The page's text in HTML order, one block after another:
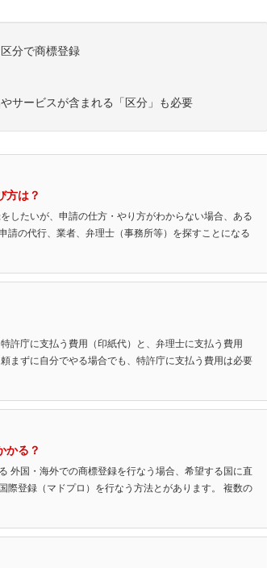
分で商標登録
サービスが含まれる「区分」も必要
方は？
したいが、申請の仕方・やり方がわからない場合、ある
請の代行、業者、弁理士（事務所等）を探すことになる
許庁に支払う費用（印紙代）と、弁理士に支払う費用
まずに自分でやる場合でも、特許庁に支払う費用は必要
かる？
外国・海外での商標登録を行なう場合、希望する国に直
際登録（マドプロ）を行なう方法とがあります。 複数の